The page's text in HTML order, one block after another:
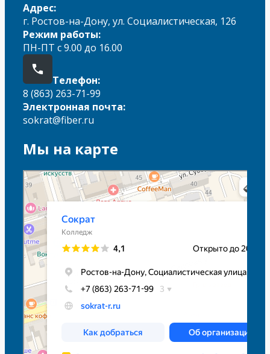
Адрес:
г. Ростов-на-Дону, ул. Социалистическая, 126
Режим работы:
ПН-ПТ с 9.00 до 16.00
Телефон:
8 (863) 263-71-99
Электронная почта:
sokrat@fiber.ru
Мы на карте
Сократ
Колледж в Ростове‑на‑Дону